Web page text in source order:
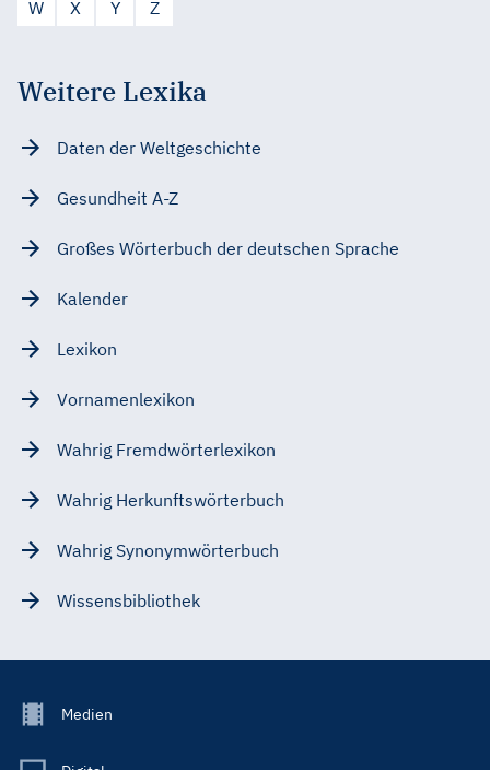
W
X Y Z
Weitere Lexika
Daten der Weltgeschichte
Gesundheit A-Z
Großes Wörterbuch der deutschen Sprache
Kalender
Lexikon
Vornamenlexikon
Wahrig Fremdwörterlexikon
Wahrig Herkunftswörterbuch
Wahrig Synonymwörterbuch
Wissensbibliothek
Footer
Main
Medien